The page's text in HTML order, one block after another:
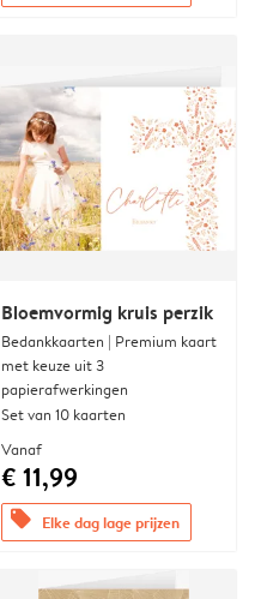
Bloemvormig kruis perzik
Bedankkaarten | Premium kaart
met keuze uit 3
papierafwerkingen
Set van 10 kaarten
Vanaf
€ 11,99
offers Elke dag lage prijzen